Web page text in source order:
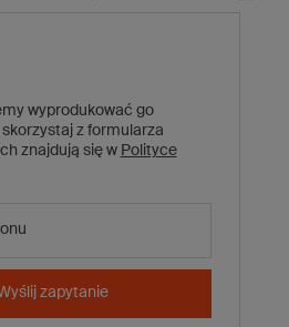
wyprodukować go
z formularza
znajdują się w Polityce
zapytanie